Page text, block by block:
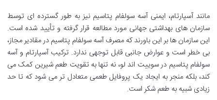
مانند آسپارتام، ایمنی آسه سولفام پتاسیم نیز به طور گسترده ای توسط
سازمان های بهداشتی جهانی مورد مطالعه قرار گرفته و تأیید شده است.
این سازمان ها بر این باورند که مصرف آسه سولفام پتاسیم در مقادیر مجاز،
بی خطر است و عوارض جانبی قابل توجهی ندارد. ترکیب آسپارتام و آسه
سولفام پتاسیم در سوییت اند لو، نه تنها به تقویت طعم شیرین کمک می
کند، بلکه منجر به ایجاد یک پروفایل طعمی متعادل تر می شود که تا حد
زیادی شبیه به طعم شکر است.